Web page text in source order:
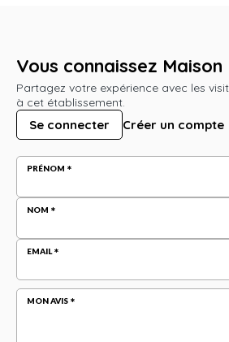
Vous connaissez Maison
Partagez votre expérience avec les
à cet établissement.
Se connecter Créer un compte
PRÉNOM
NOM
EMAIL
MON AVIS